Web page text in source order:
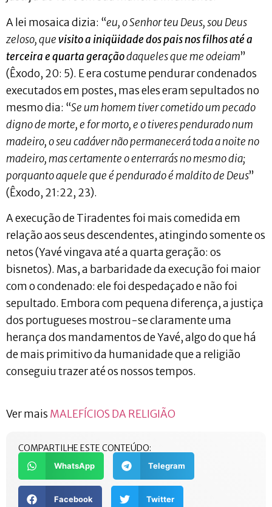
A lei mosaica dizia: “eu, o Senhor teu Deus, sou Deus
zeloso, que visito a iniqüidade dos pais nos filhos até a
terceira e quarta geraçãodaqueles que me odeiam”
(Êxodo, 20: 5). E era costume pendurar condenados
executados em postes, mas eles eram sepultados no
mesmo dia: “Se um homem tiver cometido um pecado
digno de morte, e for morto, e o tiveres pendurado num
madeiro, o seu cadáver não permanecerá toda a noite no
madeiro, mas certamente o enterrarás no mesmo dia;
porquanto aquele que é pendurado é maldito de Deus”
(Êxodo, 21:22, 23).
A execução de Tiradentes foi mais comedida em
relação aos seus descendentes, atingindo somente os
netos (Yavé vingava até a quarta geração: os
bisnetos). Mas, a barbaridade da execução foi maior
com o condenado: ele foi despedaçado e não foi
sepultado. Embora com pequena diferença, a justiça
dos portugueses mostrou-se claramente uma
herança dos mandamentos de Yavé, algo do que há
de mais primitivo da humanidade que a religião
conseguiu trazer até os nossos tempos.
Ver mais MALEFÍCIOS DA RELIGIÃO
COMPARTILHE ESTE CONTEÚDO:
WhatsApp Telegram
Facebook Twitter